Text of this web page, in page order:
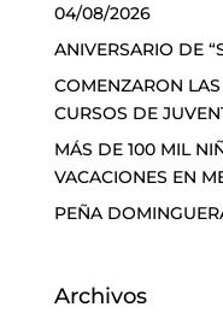
04/08/2026
ANIVERSARIO DE
COMENZARON
CURSOS DE
MÁS DE 100 MIL
VACACIONES EN
PEÑA
Archivos